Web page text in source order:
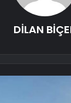
DİLAN